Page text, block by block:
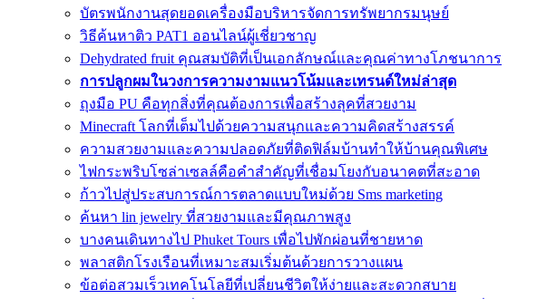
บัตรพนักงานสุดยอดเครื่องมือบริหารจัดการทรัพยากรมนุษย์
วิธีค้นหาติว PAT1 ออนไลน์ผู้เชี่ยวชาญ
Dehydrated fruit คุณสมบัติที่เป็นเอกลักษณ์และคุณค่าทางโภชนาการ
การปลูกผมในวงการความงามแนวโน้มและเทรนด์ใหม่ล่าสุด
ถุงมือ PU คือทุกสิ่งที่คุณต้องการเพื่อสร้างลุคที่สวยงาม
Minecraft โลกที่เต็มไปด้วยความสนุกและความคิดสร้างสรรค์
ความสวยงามและความปลอดภัยที่ติดฟิล์มบ้านทำให้บ้านคุณพิเศษ
ไฟกระพริบโซล่าเซลล์คือคำสำคัญที่เชื่อมโยงกับอนาคตที่สะอาด
ก้าวไปสู่ประสบการณ์การตลาดแบบใหม่ด้วย Sms marketing
ค้นหา lin jewelry ที่สวยงามและมีคุณภาพสูง
บางคนเดินทางไป Phuket Tours เพื่อไปพักผ่อนที่ชายหาด
พลาสติกโรงเรือนที่เหมาะสมเริ่มต้นด้วยการวางแผน
ข้อต่อสวมเร็วเทคโนโลยีที่เปลี่ยนชีวิตให้ง่ายและสะดวกสบาย